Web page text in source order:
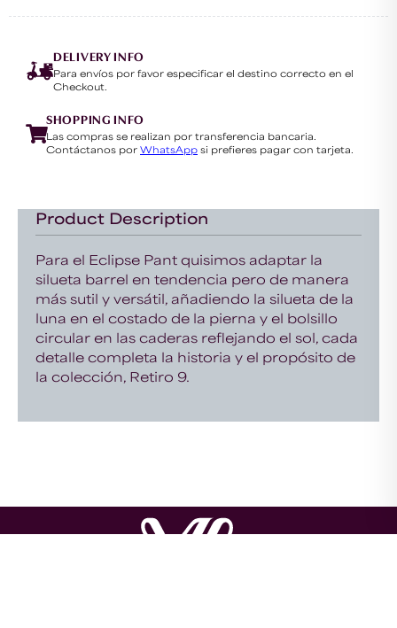
DELIVERY INFO
Para envíos por favor especificar el destino correcto en el
Checkout.
SHOPPING INFO
Las compras se realizan por transferencia bancaria.
Contáctanos por WhatsApp si prefieres pagar con tarjeta.
Product Description
Para el Eclipse Pant quisimos adaptar la
silueta barrel en tendencia pero de manera
más sutil y versátil, añadiendo la silueta de la
luna en el costado de la pierna y el bolsillo
circular en las caderas reflejando el sol, cada
detalle completa la historia y el propósito de
la colección, Retiro 9.